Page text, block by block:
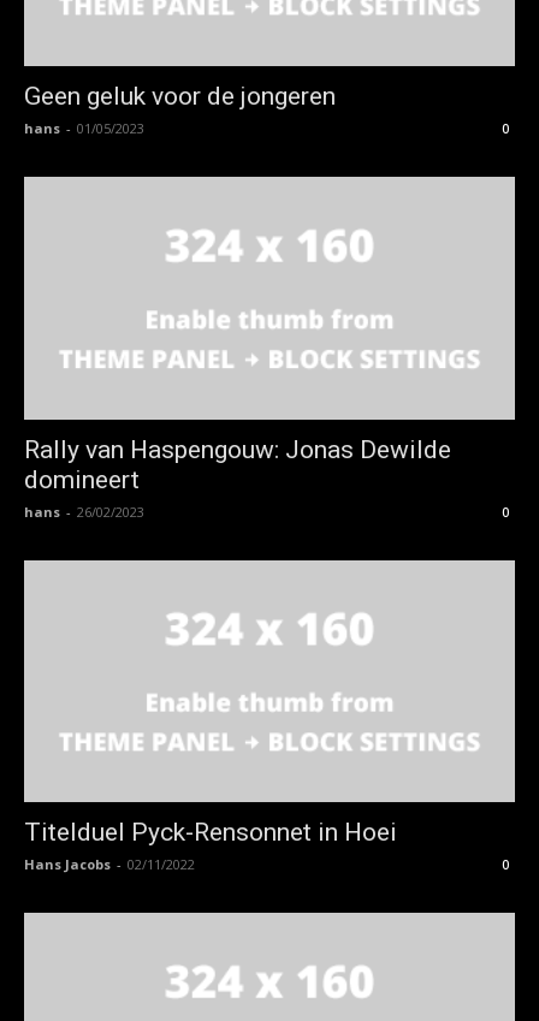
Geen geluk voor de jongeren
hans - 01/05/2023 0
Rally van Haspengouw: Jonas Dewilde
domineert
hans - 26/02/2023 0
Titelduel Pyck-Rensonnet in Hoei
Hans Jacobs - 02/11/2022 0